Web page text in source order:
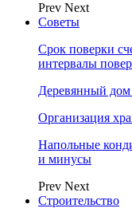
Prev Next
Советы
Срок поверки
интервалы
Деревянный
Организация
Напольные
и минусы
Prev Next
Строительство